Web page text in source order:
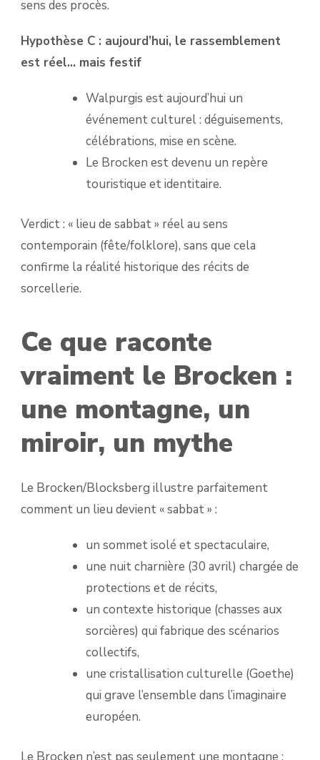
sens des procès.
Hypothèse C : aujourd’hui, le rassemblement
est réel… mais festif
Walpurgis est aujourd’hui un
événement culturel : déguisements,
célébrations, mise en scène.
Le Brocken est devenu un repère
touristique et identitaire.
Verdict : « lieu de sabbat » réel au sens
contemporain (fête/folklore), sans que cela
confirme la réalité historique des récits de
sorcellerie.
Ce que raconte
vraiment le Brocken :
une montagne, un
miroir, un mythe
Le Brocken/Blocksberg illustre parfaitement
comment un lieu devient « sabbat » :
un sommet isolé et spectaculaire,
une nuit charnière (30 avril) chargée de
protections et de récits,
un contexte historique (chasses aux
sorcières) qui fabrique des scénarios
collectifs,
une cristallisation culturelle (Goethe)
qui grave l’ensemble dans l’imaginaire
européen.
Le Brocken n’est pas seulement une montagne :